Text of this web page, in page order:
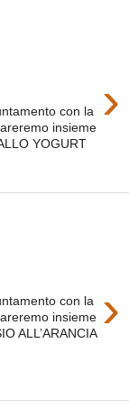
›
con la
insieme
YOGURT
›
con la
insieme
ALL’ARANCIA